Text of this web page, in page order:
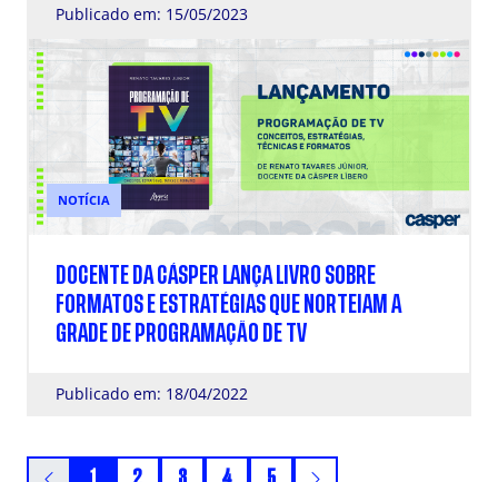
Publicado em: 15/05/2023
NOTÍCIA
DOCENTE DA CÁSPER LANÇA LIVRO SOBRE
FORMATOS E ESTRATÉGIAS QUE NORTEIAM A
GRADE DE PROGRAMAÇÃO DE TV
Publicado em: 18/04/2022
1 2 3 4 5